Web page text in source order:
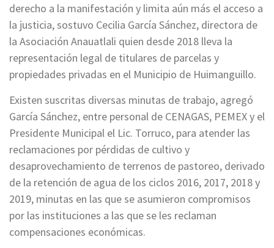
derecho a la manifestación y limita aún más el acceso a
la justicia, sostuvo Cecilia García Sánchez, directora de
la Asociación Anauatlali quien desde 2018 lleva la
representación legal de titulares de parcelas y
propiedades privadas en el Municipio de Huimanguillo.
Existen suscritas diversas minutas de trabajo, agregó
García Sánchez, entre personal de CENAGAS, PEMEX y el
Presidente Municipal el Lic. Torruco, para atender las
reclamaciones por pérdidas de cultivo y
desaprovechamiento de terrenos de pastoreo, derivado
de la retención de agua de los ciclos 2016, 2017, 2018 y
2019, minutas en las que se asumieron compromisos
por las instituciones a las que se les reclaman
compensaciones económicas.